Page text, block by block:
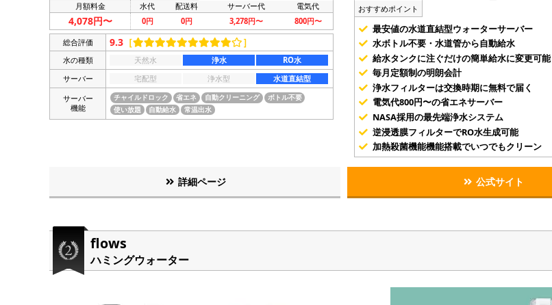
月額料金 水代 配送料 サーバー代 電気代
4,078円〜 0円 0円 3,278円〜 800円〜
総合評価 9.3 ［ ］
水の種類 天然水 浄水
RO水
サーバー
宅配型 浄水型
水道直結型
サーバー
機能
チャイルドロック 省エネ 自動クリーニング
ボトル不要
使い放題
自動給水 常温出水
おすすめポイント
最安値の水道直結型ウォーターサーバー
水ボトル不要・水道管から自動給水
給水タンクに注ぐだけの簡単給水に変更可能
毎月定額制の明朗会計
浄水フィルターは交換時期に無料で届く
電気代800円〜の省エネサーバー
NASA採用の最先端浄水システム
逆浸透膜フィルターでRO水生成可能
加熱殺菌機能機能搭載でいつでもクリーン
詳細ページ 公式サイト
flows
ハミングウォーター